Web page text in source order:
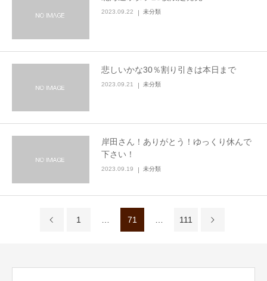
2023.09.22 未分類
悲しいかな30％割り引きは本日まで
2023.09.21 未分類
岸田さん！ありがとう！ゆっくり休んで
下さい！
2023.09.19 未分類
1 … 71 … 111